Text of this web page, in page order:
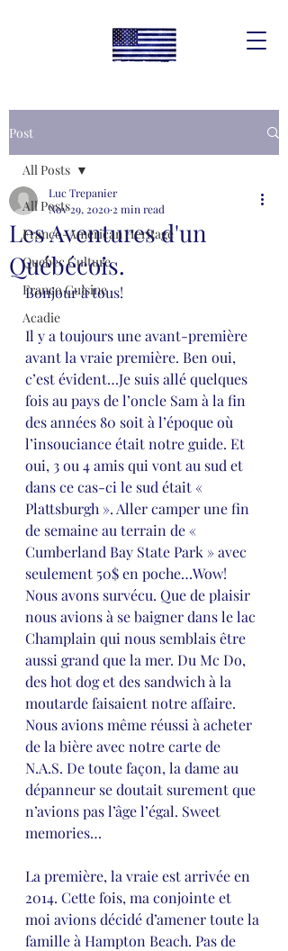
Post
All Posts
Franco-American Heritage
Quebec Culture
Franco Cuisine
Acadie
All Posts
Les Aventures d'un
Québécois.
Luc Trepanier
Nov 29, 2020 2 min read
Bonjour à tous!
Il y a toujours une avant-première
avant la vraie première. Ben oui,
c’est évident…Je suis allé quelques
fois au pays de l’oncle Sam à la fin
des années 80 soit à l’époque où
l’insouciance était notre guide. Et
oui, 3 ou 4 amis qui vont au sud et
dans ce cas-ci le sud était «
Plattsburgh ». Aller camper une fin
de semaine au terrain de «
Cumberland Bay State Park » avec
seulement 50$ en poche…Wow!
Nous avons survécu. Que de plaisir
nous avions à se baigner dans le lac
Champlain qui nous semblais être
aussi grand que la mer. Du Mc Do,
des hot dog et des sandwich à la
moutarde faisaient notre affaire.
Nous avions même réussi à acheter
de la bière avec notre carte de
N.A.S. De toute façon, la dame au
dépanneur se doutait surement que
n’avions pas l’âge l’égal. Sweet
memories…
La première, la vraie est arrivée en
2014. Cette fois, ma conjointe et
moi avions décidé d’amener toute la
famille à Hampton Beach. Pas de